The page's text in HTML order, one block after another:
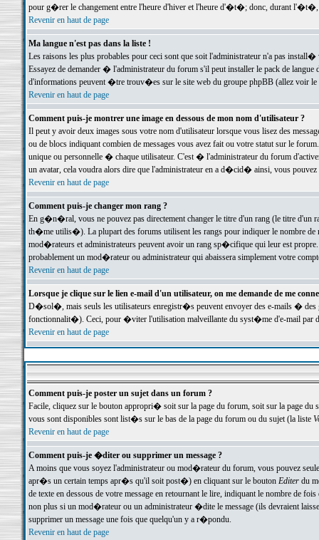
pour g�rer le changement entre l'heure d'hiver et l'heure d'�t�; donc, durant
Revenir en haut de page
Ma langue n'est pas dans la liste !
Les raisons les plus probables pour ceci sont que soit l'administrateur n'a pas
Essayez de demander � l'administrateur du forum s'il peut installer le pack de
d'informations peuvent �tre trouv�es sur le site web du groupe phpBB (allez voir le
Revenir en haut de page
Comment puis-je montrer une image en dessous de mon nom d'utilisateur ?
Il peut y avoir deux images sous votre nom d'utilisateur lorsque vous lisez des
ou de blocs indiquant combien de messages vous avez fait ou votre statut sur le
unique ou personnelle � chaque utilisateur. C'est � l'administrateur du forum
un avatar, cela voudra alors dire que l'administrateur en a d�cid� ainsi, vous
Revenir en haut de page
Comment puis-je changer mon rang ?
En g�n�ral, vous ne pouvez pas directement changer le titre d'un rang (le titre d'un
th�me utilis�). La plupart des forums utilisent les rangs pour indiquer le nombre de
mod�rateurs et administrateurs peuvent avoir un rang sp�cifique qui leur est
probablement un mod�rateur ou administrateur qui abaissera simplement votre
Revenir en haut de page
Lorsque je clique sur le lien e-mail d'un utilisateur, on me demande de me
D�sol�, mais seuls les utilisateurs enregistr�s peuvent envoyer des e-mails �
fonctionnalit�). Ceci, pour �viter l'utilisation malveillante du syst�me d'e-mail par
Revenir en haut de page
Comment puis-je poster un sujet dans un forum ?
Facile, cliquez sur le bouton appropri� soit sur la page du forum, soit sur la page du
vous sont disponibles sont list�s sur le bas de la page du forum ou du sujet (la liste
Revenir en haut de page
Comment puis-je �diter ou supprimer un message ?
A moins que vous soyez l'administrateur ou mod�rateur du forum, vous pouvez
apr�s un certain temps apr�s qu'il soit post�) en cliquant sur le bouton Editerdu
de texte en dessous de votre message en retournant le lire, indiquant le nombre
non plus si un mod�rateur ou un administrateur �dite le message (ils devraient
supprimer un message une fois que quelqu'un y a r�pondu.
Revenir en haut de page